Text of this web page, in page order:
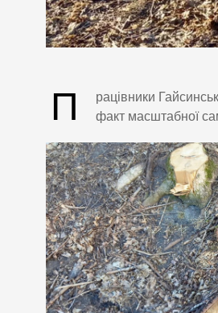
П
рацівники
факт масштабної